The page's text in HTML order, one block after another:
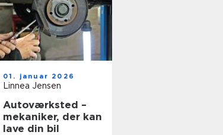
01. januar 2026
Linnea Jensen
Autoværksted –
mekaniker, der kan
lave din bil